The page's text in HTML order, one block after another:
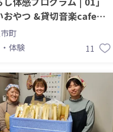
おやつ &貸切音楽cafe心
町
体験
11